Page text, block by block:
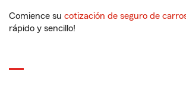
Comience su cotización de seguro de
rápido y sencillo!